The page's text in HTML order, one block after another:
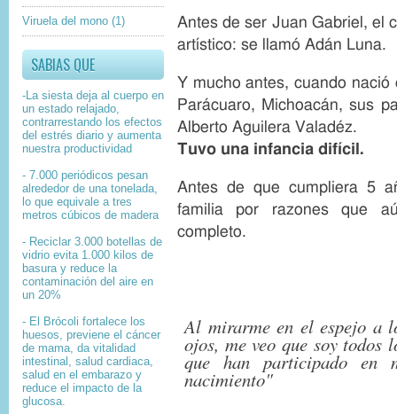
Viruela del mono (1)
SABIAS QUE
-La siesta deja al cuerpo en
un estado relajado,
contrarrestando los efectos
del estrés diario y aumenta
nuestra productividad
- 7.000 periódicos pesan
alrededor de una tonelada,
lo que equivale a tres
metros cúbicos de madera
- Reciclar 3.000 botellas de
vidrio evita 1.000 kilos de
basura y reduce la
contaminación del aire en
un 20%
- El Brócoli fortalece los
huesos, previene el cáncer
de mama, da vitalidad
intestinal, salud cardiaca,
salud en el embarazo y
reduce el impacto de la
glucosa.
Antes de ser Juan Gabriel, el
artístico: se llamó Adán Luna.
Y mucho antes, cuando
Parácuaro, Michoacán, sus
Alberto Aguilera Valadéz.
Tuvo una infancia difícil.
Antes de que cumpliera 5
familia por razones que
completo.
Al mirarme en el espejo a
ojos, me veo que soy todos
que han participado en
nacimiento"